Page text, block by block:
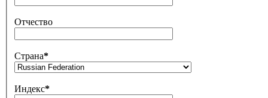
Отчество
Страна*
Индекс*